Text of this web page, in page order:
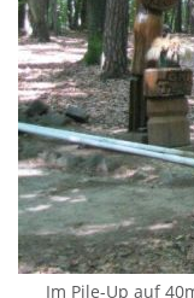
Im Pile-Up auf